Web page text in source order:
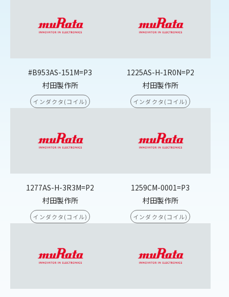
#B953AS-151M=P3
村田製作所
インダクタ(コイル)
1225AS-H-1R0N=P2
村田製作所
インダクタ(コイル)
1277AS-H-3R3M=P2
村田製作所
インダクタ(コイル)
1259CM-0001=P3
村田製作所
インダクタ(コイル)